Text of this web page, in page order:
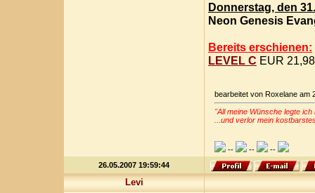
Donnerstag, den
Neon Genesis
Bereits erschienen:
LEVEL C EUR 21,98
bearbeitet von Roxelane am
"All meine Wünsche legte
...und verlor mein
-- --
--
26.05.2007 19:59:44
Levi